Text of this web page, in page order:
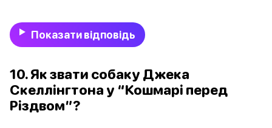
Показати відповідь
10. Як звати собаку Джека
Скеллінгтона у “Кошмарі перед
Різдвом”?